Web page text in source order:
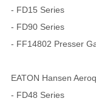
- FD15 Series
- FD90 Series
- FF14802 Presser
EATON Hansen
- FD48 Series